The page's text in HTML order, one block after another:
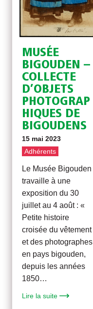
MUSÉE
BIGOUDEN –
COLLECTE
D’OBJETS
PHOTOGRAP
HIQUES DE
BIGOUDENS
15 mai 2023
Adhérents
Le Musée Bigouden
travaille à une
exposition du 30
juillet au 4 août : «
Petite histoire
croisée du vêtement
et des photographes
en pays bigouden,
depuis les années
1850…
Lire la suite